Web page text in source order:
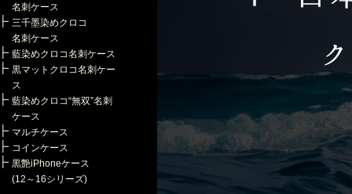
名刺ケース
三千墨染めクロコ
名刺ケース
藍染めクロコ名刺ケース
黒マットクロコ名刺ケー
ス
藍染めクロコ“無双”名刺
ケース
マルチケース
コインケース
黒艶iPhoneケース
(12～16シリーズ)